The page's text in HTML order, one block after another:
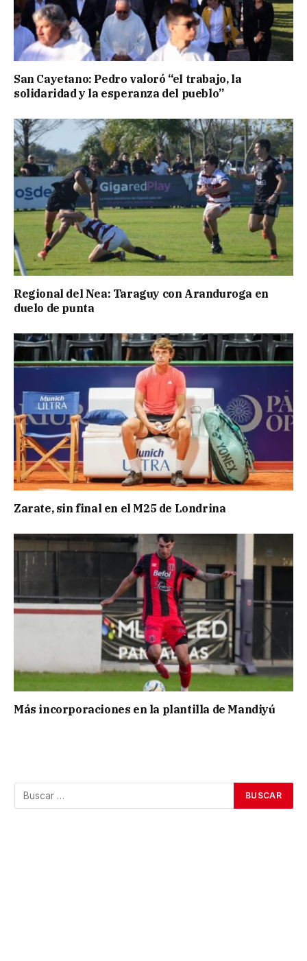
San Cayetano: Pedro valoró “el trabajo, la
solidaridad y la esperanza del pueblo”
Regional del Nea: Taraguy con Aranduroga en
duelo de punta
Zarate, sin final en el M25 de Londrina
Más incorporaciones en la plantilla de Mandiyú